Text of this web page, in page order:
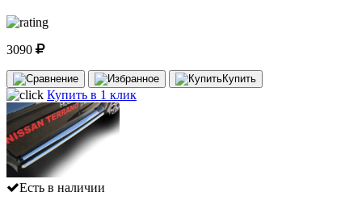
3090
Купить
Купить в 1 клик
Есть в наличии